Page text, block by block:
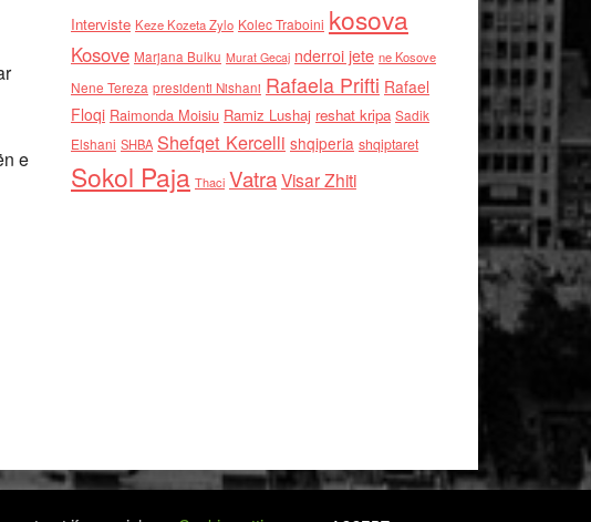
e
Interviste Keze Kozeta Zylo Kolec Traboini kosova
Kosove Marjana Bulku Murat Gecaj nderroi jete ne Kosove
Nene Tereza presidenti Nishani Rafaela Prifti Rafael
Floqi Raimonda Moisiu Ramiz Lushaj reshat kripa Sadik
Elshani SHBA Shefqet Kercelli shqiperia shqiptaret
Sokol Paja Thaci VatraVisar Zhiti